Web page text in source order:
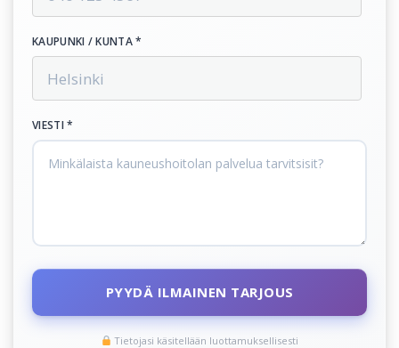
KAUPUNKI / KUNTA *
VIESTI *
PYYDÄ ILMAINEN TARJOUS
Tietojasi käsitellään luottamuksellisesti